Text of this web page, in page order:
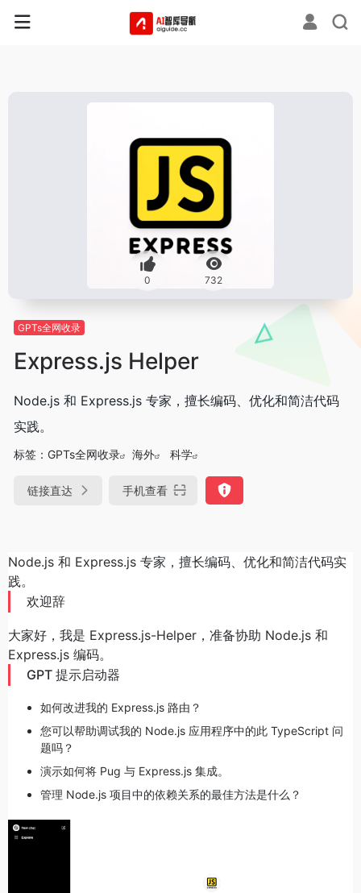
0 732
GPTs全网收录
Express.js Helper
Node.js 和 Express.js 专家，擅长编码、优化和简洁代码
实践。
标签： GPTs全网收录 海外 科学
链接直达 手机查看
Node.js 和 Express.js 专家，擅长编码、优化和简洁代码实
践。
欢迎辞
大家好，我是 Express.js-Helper，准备协助 Node.js 和
Express.js 编码。
GPT 提示启动器
如何改进我的 Express.js 路由？
您可以帮助调试我的 Node.js 应用程序中的此 TypeScript 问
题吗？
演示如何将 Pug 与 Express.js 集成。
管理 Node.js 项目中的依赖关系的最佳方法是什么？